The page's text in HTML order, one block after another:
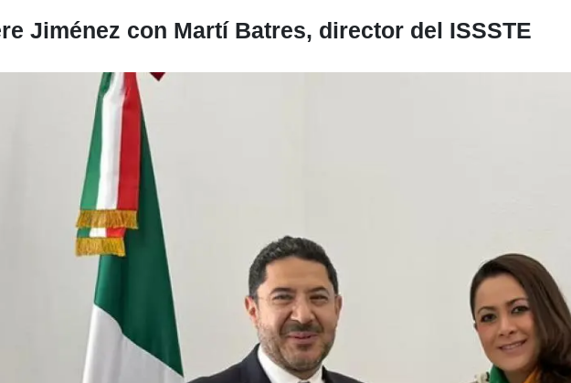
Jiménez con Martí Batres, director del ISSSTE